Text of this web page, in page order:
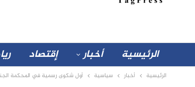
الرئيسية أخبار إقتصاد
الرئيسية أخبار سياسية أول شكوى رسمية في المحكمة